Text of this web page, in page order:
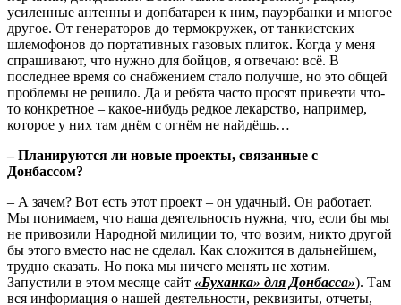
усиленные антенны и допбатареи к ним, пауэрбанки и многое
другое. От генераторов до термокружек, от танкистских
шлемофонов до портативных газовых плиток. Когда у меня
спрашивают, что нужно для бойцов, я отвечаю: всё. В
последнее время со снабжением стало получше, но это общей
проблемы не решило. Да и ребята часто просят привезти что-
то конкретное – какое-нибудь редкое лекарство, например,
которое у них там днём с огнём не найдёшь…
– Планируются ли новые проекты, связанные с
Донбассом?
– А зачем? Вот есть этот проект – он удачный. Он работает.
Мы понимаем, что наша деятельность нужна, что, если бы мы
не привозили Народной милиции то, что возим, никто другой
бы этого вместо нас не сделал. Как сложится в дальнейшем,
трудно сказать. Но пока мы ничего менять не хотим.
Запустили в этом месяце сайт «Буханка» для Донбасса»). Там
вся информация о нашей деятельности, реквизиты, отчеты,